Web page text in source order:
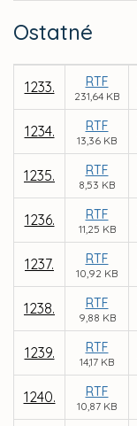
Ostatné
1233. RTF
231,64 KB
1234. RTF
13,36 KB
1235. RTF
8,53 KB
1236. RTF
11,25 KB
1237. RTF
10,92 KB
1238. RTF
9,88 KB
1239. RTF
14,17 KB
1240. RTF
10,87 KB